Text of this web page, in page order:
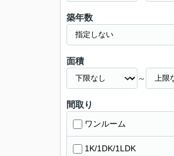
築年数
面積
～
間取り
ワンルーム
1K/1DK/1LDK